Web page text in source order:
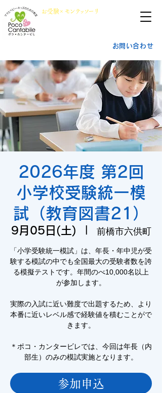
​お受験× モンテッソーリ
お問い合わせ
2026年度 第2回
小学校受験統一模
試（教育図書21）
9月05日(土) 前橋市六供町
「小学受験統一模試」は、年長・年中児が受
験する模試の中でも全国最大の受験者数を誇
る模擬テストです。年間のべ10,000名以上
が参加します。
実際の入試に近い難度で出題するため、より
本番に近いレベル感で経験値を積むことがで
きます。
＊ポコ・カンタービレでは、今回は年長（内
部生）のみの模試実施となります。
参加申込